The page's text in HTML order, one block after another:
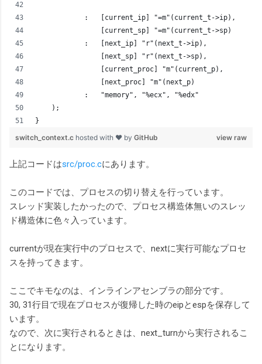
            :   [current_ip] "=m"(current_t->ip),
                [current_sp] "=m"(current_t->sp)
            :   [next_ip] "r"(next_t->ip),
                [next_sp] "r"(next_t->sp),
                [current_proc] "m"(current_p),
                [next_proc] "m"(next_p)
            :   "memory", "%ecx", "%edx"
    );
}
view raw
switch_context.c hosted with ❤ by GitHub
上記コードはsrc/proc.cにあります。
このコードでは、プロセスの切り替えを行っています。
スレッド実装したかったので、プロセス構造体無いのスレッ
ド構造体に色々入っています。
currentが現在実行中のプロセスで、nextに実行可能なプロセ
スを持ってきます。
ここでキモなのは、インラインアセンブラの部分です。
30, 31行目で現在プロセスが復帰した時のeipとespを保存して
います。
なので、次に実行されるときは、next_turnから実行されるこ
とになります。